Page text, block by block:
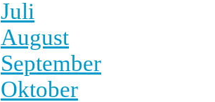
Juli
August
September
Oktober